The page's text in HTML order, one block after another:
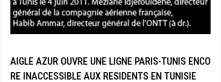
AIGLE AZUR OUVRE UNE LIGNE PARIS-TUNIS ENCO
RE INACCESSIBLE AUX RESIDENTS EN TUNISIE